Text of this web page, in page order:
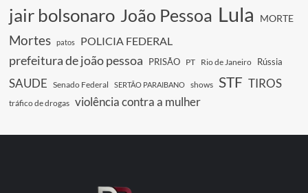
jair bolsonaro João Pessoa Lula MORTE
Mortes patos POLICIA FEDERAL
prefeitura de joão pessoa PRISÃO PT Rio de Janeiro Rússia
SAUDE Senado Federal SERTÃO PARAIBANO shows STF TIROS
tráfico de drogas violência contra a mulher